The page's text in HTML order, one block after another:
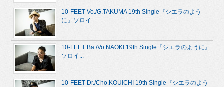
10-FEET Vo./G.TAKUMA 19th Single『シエラのよう
に』ソロイ...
10-FEET Ba./Vo.NAOKI 19th Single『シエラのように』
ソロイ...
10-FEET Dr./Cho.KOUICHI 19th Single『シエラのよう